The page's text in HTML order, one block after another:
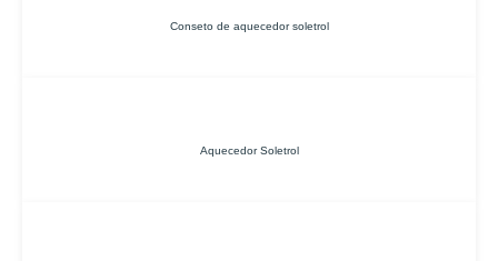
Conseto de aquecedor soletrol
Aquecedor Soletrol